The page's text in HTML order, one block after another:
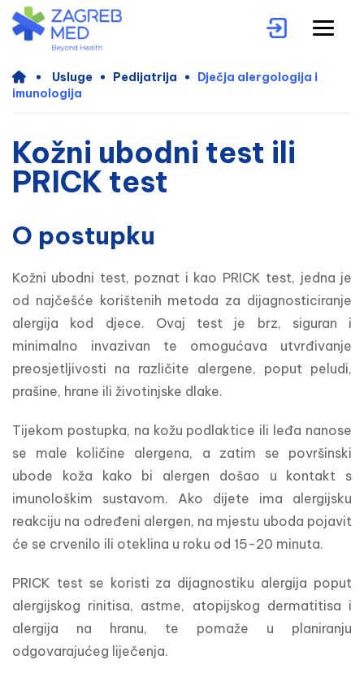
Usluge Pedijatrija
Dječja alergologija i
imunologija
Kožni ubodni test ili
PRICK test
O postupku
Kožni ubodni test, poznat i kao PRICK test, jedna je
od najčešće korištenih metoda za dijagnosticiranje
alergija kod djece. Ovaj test je brz, siguran i
minimalno invazivan te omogućava utvrđivanje
preosjetljivosti na različite alergene, poput peludi,
prašine, hrane ili životinjske dlake.
Tijekom postupka, na kožu podlaktice ili leđa nanose
se male količine alergena, a zatim se površinski
ubode koža kako bi alergen došao u kontakt s
imunološkim sustavom. Ako dijete ima alergijsku
reakciju na određeni alergen, na mjestu uboda pojavit
će se crvenilo ili oteklina u roku od 15-20 minuta.
PRICK test se koristi za dijagnostiku alergija poput
alergijskog rinitisa, astme, atopijskog dermatitisa i
alergija na hranu, te pomaže u planiranju
odgovarajućeg liječenja.